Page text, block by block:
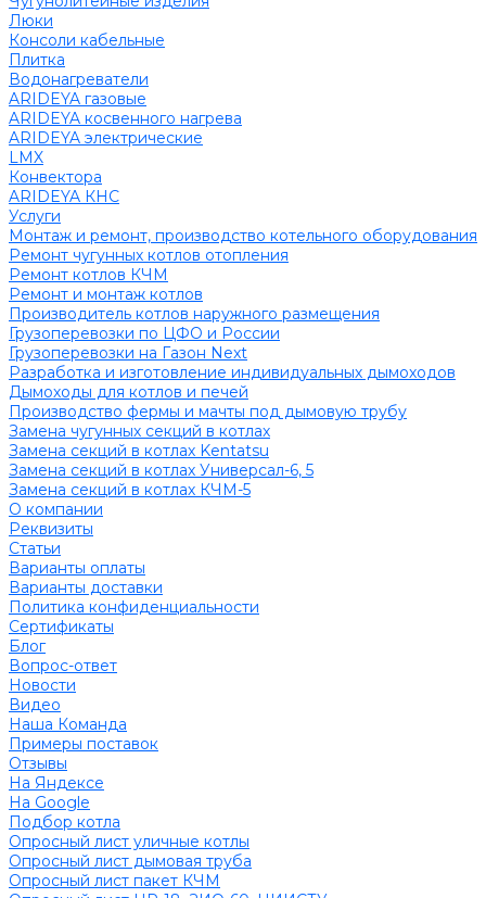
Люки
Консоли кабельные
Плитка
Водонагреватели
ARIDEYA газовые
ARIDEYA косвенного нагрева
ARIDEYA электрические
LMX
Конвектора
ARIDEYA КНС
Услуги
Монтаж и ремонт, производство котельного оборудования
Ремонт чугунных котлов отопления
Ремонт котлов КЧМ
Ремонт и монтаж котлов
Производитель котлов наружного размещения
Грузоперевозки по ЦФО и России
Грузоперевозки на Газон Next
Разработка и изготовление индивидуальных дымоходов
Дымоходы для котлов и печей
Производство фермы и мачты под дымовую трубу
Замена чугунных секций в котлах
Замена секций в котлах Kentatsu
Замена секций в котлах Универсал-6, 5
Замена секций в котлах КЧМ-5
О компании
Реквизиты
Статьи
Варианты оплаты
Варианты доставки
Политика конфиденциальности
Сертификаты
Блог
Вопрос-ответ
Новости
Видео
Наша Команда
Примеры поставок
Отзывы
На Яндексе
На Google
Подбор котла
Опросный лист уличные котлы
Опросный лист дымовая труба
Опросный лист пакет КЧМ